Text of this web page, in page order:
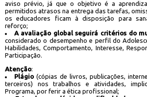
aviso prévio, já que o objetivo é a
permitidos atrasos na entrega das tarefas,
os educadores ficam à disposição para
reforço;
A avaliação global seguirá critérios do
considerado o desempenho e perfil do
Habilidades, Comportamento, Interesse,
Participação.
Atenção:
Plágio(cópias de livros, publicações,
terceiros) nos trabalhos e atividades,
Programa, por ferir a ética profissional;